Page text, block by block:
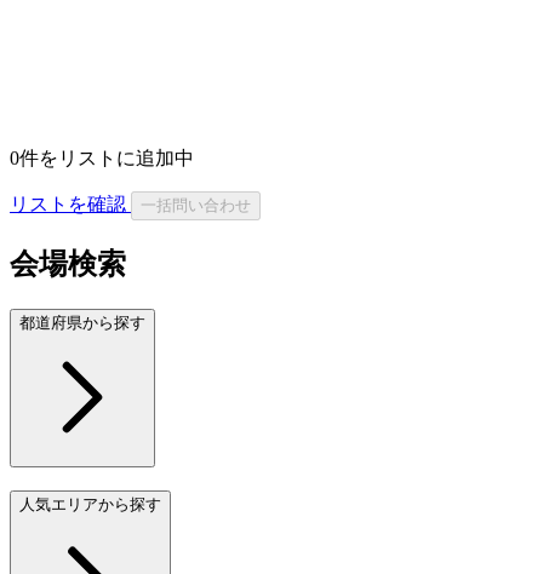
0件をリストに追加中
リストを確認 一括問い合わせ
会場検索
都道府県から探す
人気エリアから探す